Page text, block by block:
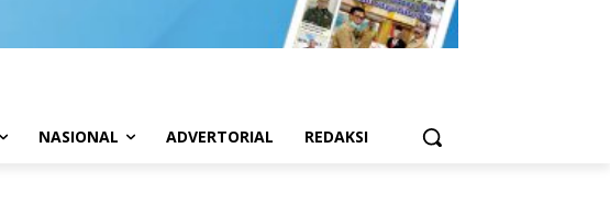
NASIONAL ADVERTORIAL REDAKSI